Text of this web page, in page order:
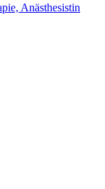
Anästhesistin